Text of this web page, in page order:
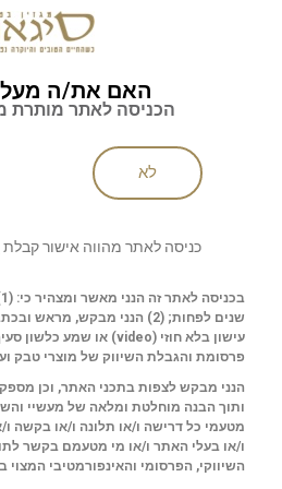
העתיקים בתחום
חתומות בכתב ידו של המייסד ג'ון רוס, מינואר
שזקוקים לזמן", ואכן, לא
כיום הם מציעים בקבוקי
שנות התיישנותו הראשונות
האם את/ה מעל
הכניסה לאתר מותרת מגיל 21
לא
כניסה לאתר מהווה אישור קבלת
שנים לפחות; (2) הנני מבקש,
עישון בלא חוזי (video
פרסומת והגבלת השיווק של מוצרי טבק
הנני מבקש לצפות בתכני האתר, וכן
ותוך הבנה מוחלטת ומלאה של מעשיי
מטעמי כל דרישה ו/או תלונה ו/או בקשה
ו/או בעלי האתר ו/או מי מטעמם בקשר
השיווקי, הפרסומי והאינפורמטיבי המצוי